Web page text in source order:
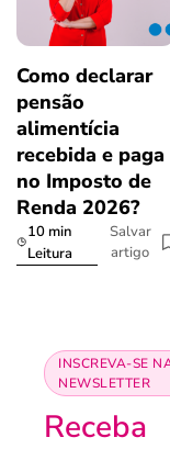
Como declarar
pensão
alimentícia
recebida e paga
no Imposto de
Renda 2026?
10 min
Leitura
Salvar
artigo
INSCREVA-SE
NEWSLETTER
Receba